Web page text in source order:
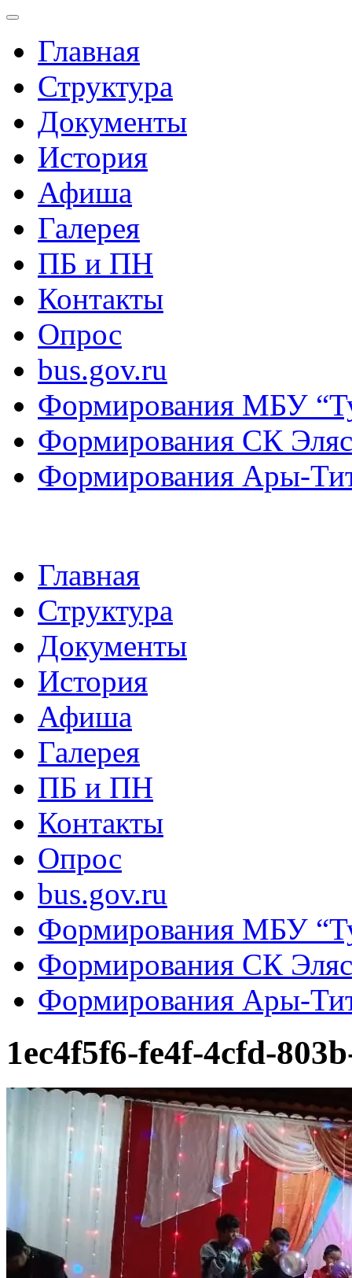
Главная
Структура
Документы
История
Афиша
Галерея
ПБ и ПН
Контакты
Опрос
bus.gov.ru
Формирования МБУ
Формирования СК
Формирования Ары-
Главная
Структура
Документы
История
Афиша
Галерея
ПБ и ПН
Контакты
Опрос
bus.gov.ru
Формирования МБУ
Формирования СК
Формирования Ары-
1ec4f5f6-fe4f-4cfd-